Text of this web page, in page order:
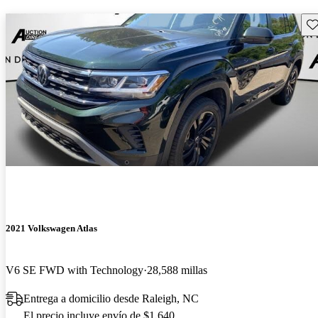
2021 Volkswagen Atlas
V6 SE FWD with Technology 28,588 millas
Entrega a domicilio desde Raleigh, NC